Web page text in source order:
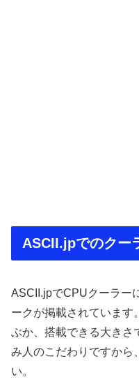
ASCII.jpでのクー
ASCII.jpでCPUクーラー
ークが掲載されています
ぶか、搭載できる大きさ
み人のこだわりですから
い。